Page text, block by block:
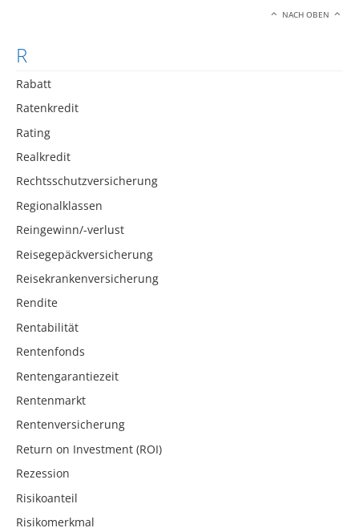
NACH OBEN
R
Rabatt
Ratenkredit
Rating
Realkredit
Rechtsschutzversicherung
Regionalklassen
Reingewinn/-verlust
Reisegepäckversicherung
Reisekrankenversicherung
Rendite
Rentabilität
Rentenfonds
Rentengarantiezeit
Rentenmarkt
Rentenversicherung
Return on Investment (ROI)
Rezession
Risikoanteil
Risikomerkmal